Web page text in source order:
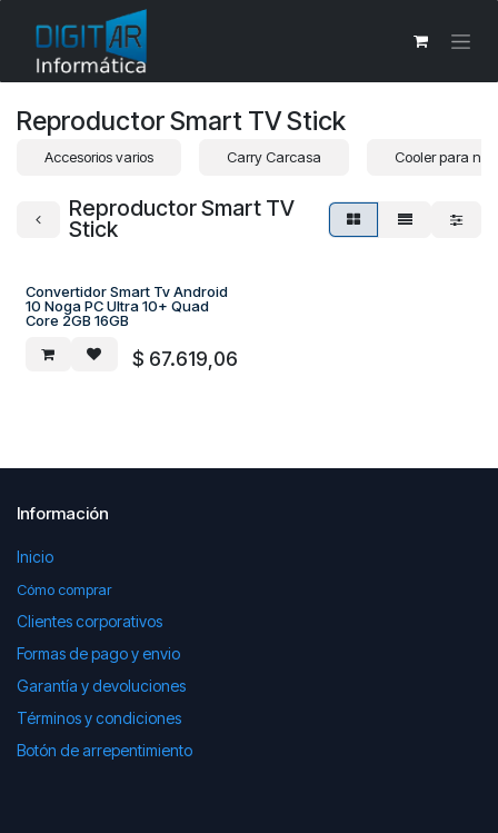
Reproductor Smart TV Stick
Accesorios varios Carry Carcasa Cooler para
Reproductor Smart TV
Stick
Convertidor Smart Tv Android
10 Noga PC Ultra 10+ Quad
Core 2GB 16GB
$ 67.619,06
Información
Inicio
Cómo comprar
Clientes corporativos
Formas de pago y envio
Garantía y devoluciones
Términos y condiciones
Botón de arrepentimiento